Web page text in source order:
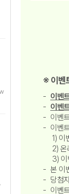
※ 이벤
이벤
이벤
이벤
이벤
1) 이
2) 온
3) 이
본 이
당첨
이벤